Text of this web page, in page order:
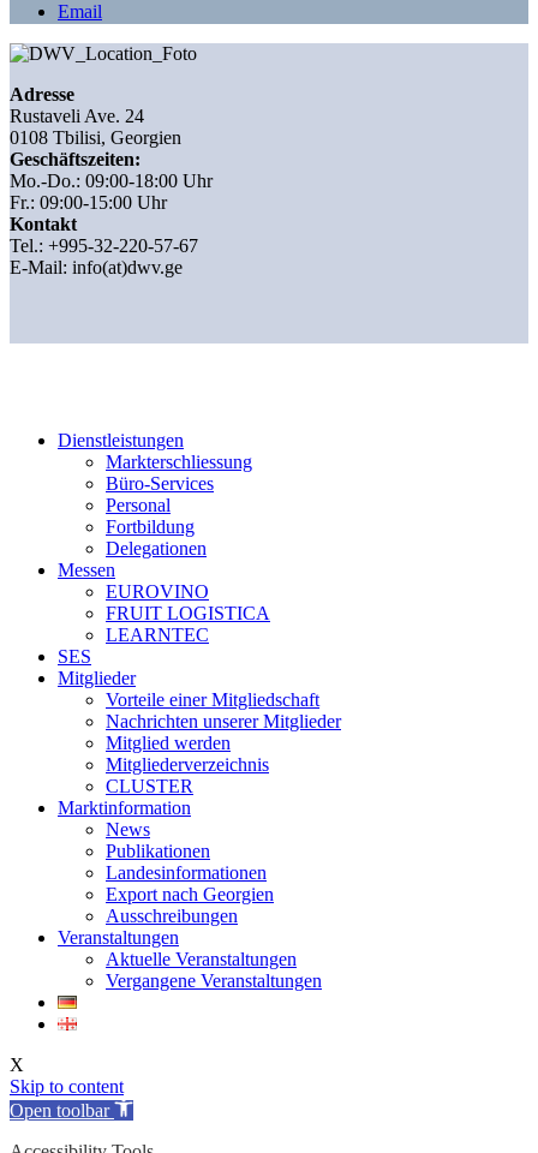
Email
Adresse
Rustaveli Ave. 24
0108 Tbilisi, Georgien
Geschäftszeiten:
Mo.-Do.: 09:00-18:00 Uhr
Fr.: 09:00-15:00 Uhr
Kontakt
Tel.: +995-32-220-57-67
E-Mail: info(at)dwv.ge
Dienstleistungen
Markterschliessung
Büro-Services
Personal
Fortbildung
Delegationen
Messen
EUROVINO
FRUIT LOGISTICA
LEARNTEC
SES
Mitglieder
Vorteile einer Mitgliedschaft
Nachrichten unserer Mitglieder
Mitglied werden
Mitgliederverzeichnis
CLUSTER
Marktinformation
News
Publikationen
Landesinformationen
Export nach Georgien
Ausschreibungen
Veranstaltungen
Aktuelle Veranstaltungen
Vergangene Veranstaltungen
X
Skip to content
Open toolbar